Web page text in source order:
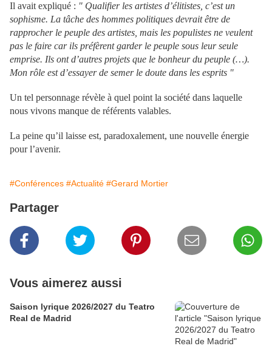
Il avait expliqué : " Qualifier les artistes d’élitistes, c’est un
sophisme. La tâche des hommes politiques devrait être de
rapprocher le peuple des artistes, mais les populistes ne veulent
pas le faire car ils préfèrent garder le peuple sous leur seule
emprise. Ils ont d’autres projets que le bonheur du peuple (…).
Mon rôle est d’essayer de semer le doute dans les esprits "
Un tel personnage révèle à quel point la société dans laquelle
nous vivons manque de référents valables.
La peine qu’il laisse est, paradoxalement, une nouvelle énergie
pour l’avenir.
#Conférences #Actualité #Gerard Mortier
Partager
Vous aimerez aussi
Saison lyrique 2026/2027 du Teatro
Real de Madrid